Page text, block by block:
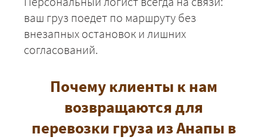
ваш груз поедет по маршруту без
внезапных остановок и лишних
согласований.
Почему клиенты к нам
возвращаются для
перевозки груза из Анапы в